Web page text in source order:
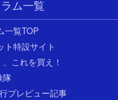
ム一覧
一覧TOP
ト特設サイト
これを買え！
隊
プレビュー記事